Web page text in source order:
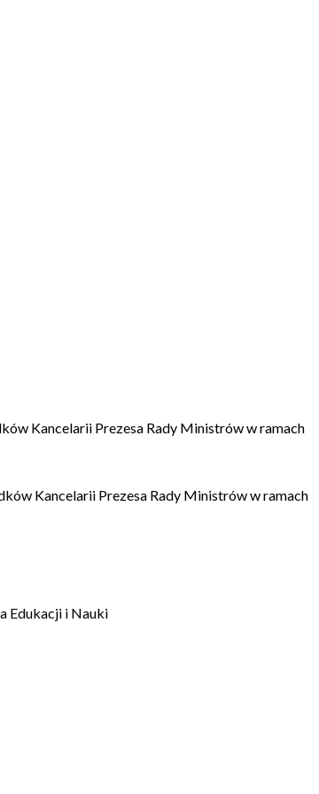
Kancelarii Prezesa Rady Ministrów w ramach
Kancelarii Prezesa Rady Ministrów w ramach
Edukacji i Nauki